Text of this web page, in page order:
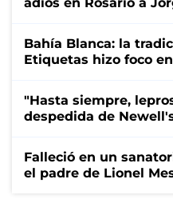
Bahía Blanca: la
Etiquetas hizo foco
"Hasta siempre,
despedida de
Falleció en un
el padre de Lionel